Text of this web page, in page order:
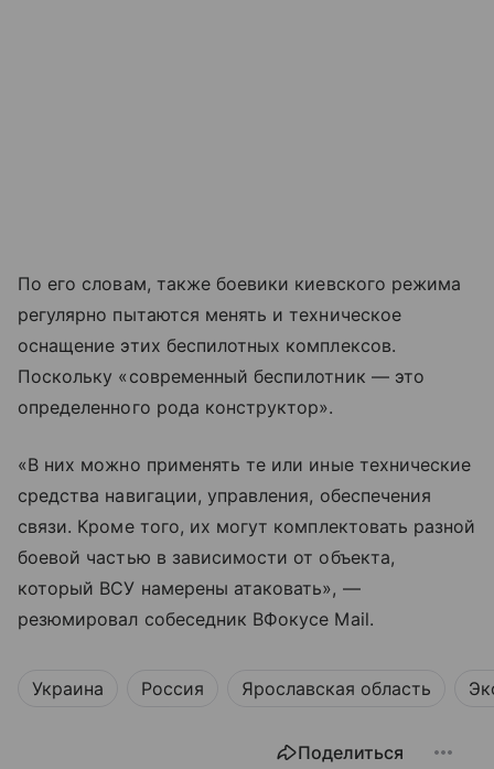
По его словам, также боевики киевского режима
регулярно пытаются менять и техническое
оснащение этих беспилотных комплексов.
Поскольку «современный беспилотник — это
определенного рода конструктор».
«В них можно применять те или иные технические
средства навигации, управления, обеспечения
связи. Кроме того, их могут комплектовать разной
боевой частью в зависимости от объекта,
который ВСУ намерены атаковать», —
резюмировал собеседник ВФокусе Mail.
Украина Россия Ярославская область
Поделиться